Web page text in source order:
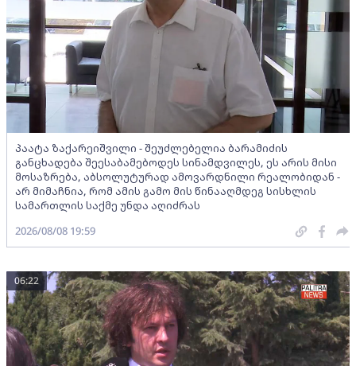
პაატა ზაქარეიშვილი - შეუძლებელია ბარამიძის
განცხადება შეესაბამებოდეს სინამდვილეს, ეს არის მისი
მოსაზრება, აბსოლუტურად ამოვარდნილი რეალობიდან -
არ მიმაჩნია, რომ ამის გამო მის წინააღმდეგ სისხლის
სამართლის საქმე უნდა აღიძრას
2026/08/08 19:59
06:22